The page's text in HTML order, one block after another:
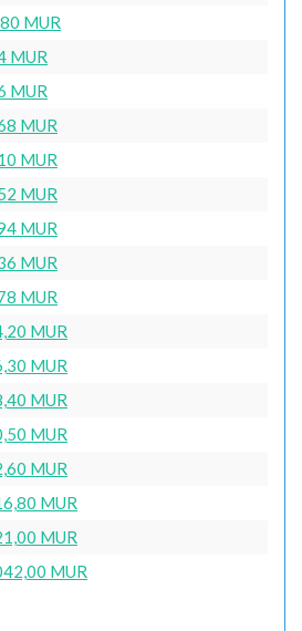
MUR
MUR
MUR
MUR
MUR
MUR
MUR
MUR
MUR
MUR
MUR
MUR
MUR
MUR
MUR
MUR
MUR